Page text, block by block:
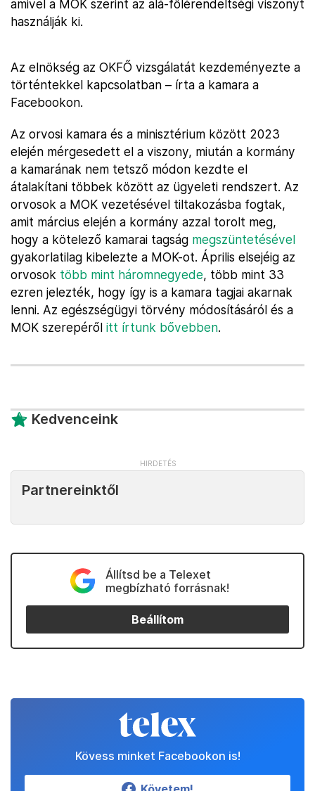
amivel a MOK szerint az alá-fölérendeltségi viszonyt
használják ki.
Az elnökség az OKFŐ vizsgálatát kezdeményezte a
történtekkel kapcsolatban – írta a kamara a
Facebookon.
Az orvosi kamara és a minisztérium között 2023
elején mérgesedett el a viszony, miután a kormány
a kamarának nem tetsző módon kezdte el
átalakítani többek között az ügyeleti rendszert. Az
orvosok a MOK vezetésével tiltakozásba fogtak,
amit március elején a kormány azzal torolt meg,
hogy a kötelező kamarai tagság megszüntetésével
gyakorlatilag kibelezte a MOK-ot. Április elsejéig az
orvosok több mint háromnegyede, több mint 33
ezren jelezték, hogy így is a kamara tagjai akarnak
lenni. Az egészségügyi törvény módosításáról és a
MOK szerepéről itt írtunk bővebben.
Kedvenceink
Partnereinktől
Állítsd be a Telexet
megbízható forrásnak!
Beállítom
Kövess minket Facebookon is!